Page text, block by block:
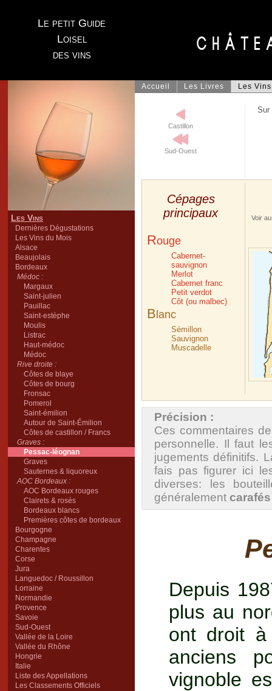
Le petit Guide
Loisel
des vins
Les Vins
Dernières Dégustations
Les Vins du Mois
Alsace
Beaujolais
Bordeaux
Médoc :
Margaux
Saint-julien
Pauillac
Saint-estèphe
Moulis
Listrac
Haut-médoc
Médoc
Rive droite :
Côtes de blaye
Côtes de bourg
Fronsac
Pomerol
Saint-émilion
Autour de Saint-Émilion
Côtes de castillon / Francs
Graves :
Pessac-léognan
Graves
Sauternes & liquoreux
AOC Bordeaux :
AOC Bordeaux rouges
Clairets & rosés
Bordeaux blancs
Premières côtes de bordeaux
Bourgogne
Champagne
Charentes
Corse
Jura
Languedoc / Roussillon
Lorraine
Normandie
Provence
Savoie
Sud-Ouest
Vallée de la Loire
Vallée du Rhône
Hongrie
Italie
Liste des Appellations
Les Classements Officiels
Accueil Les Livres Les Vins
Castillon
Sud-Ouest
Sur
Cépages
principaux
Rouge
Cabernet-
sauvignon
Merlot
Cabernet franc
Petit verdot
Côt (ou malbec)
B lanc
Sémillon
Sauvignon
Muscadelle
Voir
Précision :
Ces commentaires
personnelle. Il faut
jugements définitifs.
fais pas figurer ici
diverses: les
généralement
Depuis
plus au
ont droit à
anciens
vignoble